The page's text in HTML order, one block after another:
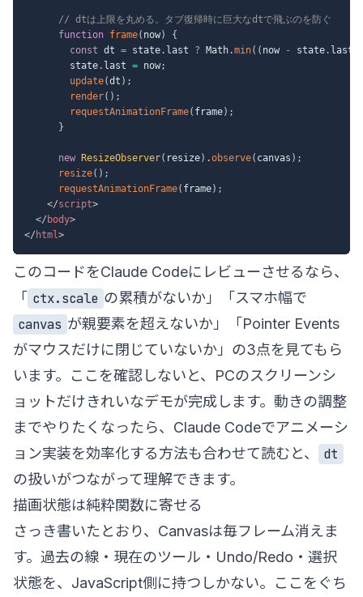
// dtは上限を丸める。タブ復帰時に巨大なdtで飛ぶのを防ぐ
function frame( now)
{
const dt = state. last ? Math.min( ( now - state. last
        state
. last = now;
update(dt ) ;
render( ) ;
requestAnimationFrame( frame) ;
}
new ResizeObserver( resize) .observe( canvas ) ;
resize( ) ;
requestAnimationFrame( frame) ;
</script>
</ body>
</ html>
このコードをClaude Codeにレビューさせるなら、
「 ctx.scale の累積がないか」「スマホ幅で
canvas が親要素を超えないか」「Pointer Events
がマウスだけに閉じていないか」の3点を見てもら
います。ここを確認しないと、PCのスクリーンシ
ョットだけきれいなデモが完成します。動きの調整
までやりたくなったら、 Claude Codeでアニメーシ
ョン実装を効率化する方法も合わせて読むと、
dt
の扱いがつながって理解できます。
描画状態は純粋関数に寄せる
さっき書いたとおり、Canvasは毎フレーム消えま
す。過去の線・現在のツール・Undo/Redo・選択
状態を、JavaScript側に持つしかない。ここをぐち